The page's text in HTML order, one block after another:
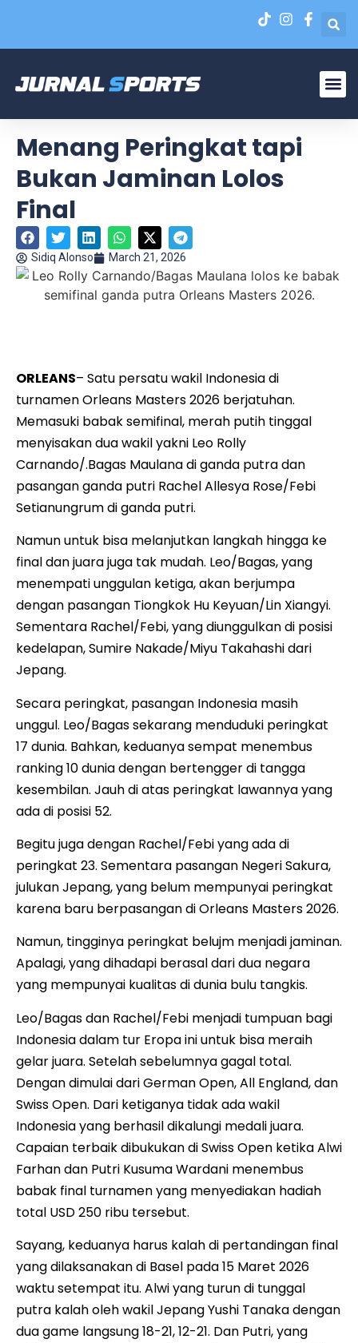
Menang Peringkat tapi
Bukan Jaminan Lolos
Final
Sidiq Alonso March 21, 2026
ORLEANS– Satu persatu wakil Indonesia di
turnamen Orleans Masters 2026 berjatuhan.
Memasuki babak semifinal, merah putih tinggal
menyisakan dua wakil yakni Leo Rolly
Carnando/.Bagas Maulana di ganda putra dan
pasangan ganda putri Rachel Allesya Rose/Febi
Setianungrum di ganda putri.
Namun untuk bisa melanjutkan langkah hingga ke
final dan juara juga tak mudah. Leo/Bagas, yang
menempati unggulan ketiga, akan berjumpa
dengan pasangan Tiongkok Hu Keyuan/Lin Xiangyi.
Sementara Rachel/Febi, yang diunggulkan di posisi
kedelapan, Sumire Nakade/Miyu Takahashi dari
Jepang.
Secara peringkat, pasangan Indonesia masih
unggul. Leo/Bagas sekarang menduduki peringkat
17 dunia. Bahkan, keduanya sempat menembus
ranking 10 dunia dengan bertengger di tangga
kesembilan. Jauh di atas peringkat lawannya yang
ada di posisi 52.
Begitu juga dengan Rachel/Febi yang ada di
peringkat 23. Sementara pasangan Negeri Sakura,
julukan Jepang, yang belum mempunyai peringkat
karena baru berpasangan di Orleans Masters 2026.
Namun, tingginya peringkat belujm menjadi jaminan.
Apalagi, yang dihadapi berasal dari dua negara
yang mempunyai kualitas di dunia bulu tangkis.
Leo/Bagas dan Rachel/Febi menjadi tumpuan bagi
Indonesia dalam tur Eropa ini untuk bisa meraih
gelar juara. Setelah sebelumnya gagal total.
Dengan dimulai dari German Open, All England, dan
Swiss Open. Dari ketiganya tidak ada wakil
Indonesia yang berhasil dikalungi medali juara.
Capaian terbaik dibukukan di Swiss Open ketika Alwi
Farhan dan Putri Kusuma Wardani menembus
babak final turnamen yang menyediakan hadiah
total USD 250 ribu tersebut.
Sayang, keduanya harus kalah di pertandingan final
yang dilaksanakan di Basel pada 15 Maret 2026
waktu setempat itu. Alwi yang turun di tunggal
putra kalah oleh wakil Jepang Yushi Tanaka dengan
dua game langsung 18-21, 12-21. Dan Putri, yang